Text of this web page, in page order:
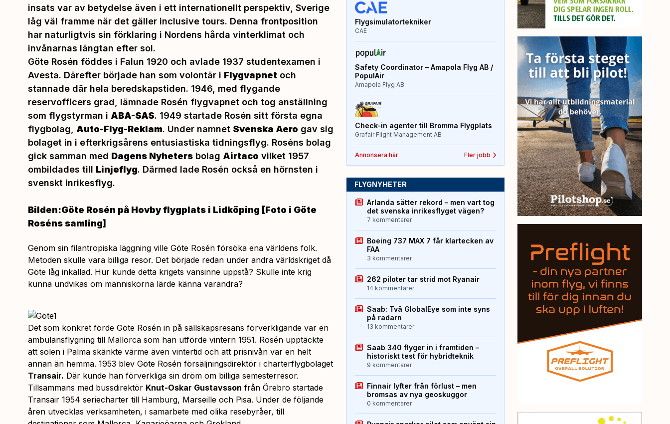
insats var av betydelse även i ett internationellt perspektiv, Sverige
låg väl framme när det gäller inclusive tours. Denna frontposition
har naturligtvis sin förklaring i Nordens hårda vinterklimat och
invånarnas längtan efter sol.
Göte Rosén föddes i Falun 1920 och avlade 1937 studentexamen i
Avesta. Därefter började han som volontär i Flygvapnet och
stannade där hela beredskapstiden. 1946, med flygande
reservofficers grad, lämnade Rosén flygvapnet och tog anställning
som flygstyrman i ABA-SAS. 1949 startade Rosén sitt första egna
flygbolag, Auto-Flyg-Reklam. Under namnet Svenska Aero gav sig
bolaget in i efterkrigsårens entusiastiska tidningsflyg. Roséns bolag
gick samman med Dagens Nyheters bolag Airtaco vilket 1957
ombildades till Linjeflyg. Därmed lade Rosén också en hörnsten i
svenskt inrikesflyg.
Bilden:Göte Rosén på Hovby flygplats i Lidköping [Foto i Göte
Roséns samling]
Genom sin filantropiska läggning ville Göte Rosén försöka ena världens folk.
Metoden skulle vara billiga resor. Det började redan under andra världskriget då
Göte låg inkallad. Hur kunde detta krigets vansinne uppstå? Skulle inte krig
kunna undvikas om människorna lärde känna varandra?
Det som konkret förde Göte Rosén in på sällskapsresans förverkligande var en
ambulansflygning till Mallorca som han utförde vintern 1951. Rosén upptäckte
att solen i Palma skänkte värme även vintertid och att prisnivån var en helt
annan än hemma. 1953 blev Göte Rosén försäljningsdirektör i charterflygbolaget
Transair. Där kunde han förverkliga sin dröm om billiga semesterresor.
Tillsammans med bussdirektör Knut-Oskar Gustavsson från Örebro startade
Transair 1954 seriecharter till Hamburg, Marseille och Pisa. Under de följande
åren utvecklas verksamheten, i samarbete med olika resebyråer, till
Flygsimulatortekniker
CAE
Safety Coordinator – Amapola Flyg AB /
PopulAir
Amapola Flyg AB
Check-in agenter till Bromma Flygplats
Grafair Flight Management AB
Annonsera här Fler jobb
FLYGNYHETER
Arlanda sätter rekord – men vart tog
det svenska inrikesflyget vägen?
7 kommentarer
Boeing 737 MAX 7 får klartecken av
FAA
3 kommentarer
262 piloter tar strid mot Ryanair
14 kommentarer
Saab: Två GlobalEye som inte syns
på radarn
13 kommentarer
Saab 340 flyger in i framtiden –
historiskt test för hybridteknik
9 kommentarer
Finnair lyfter från förlust – men
bromsas av nya geoskuggor
0 kommentarer